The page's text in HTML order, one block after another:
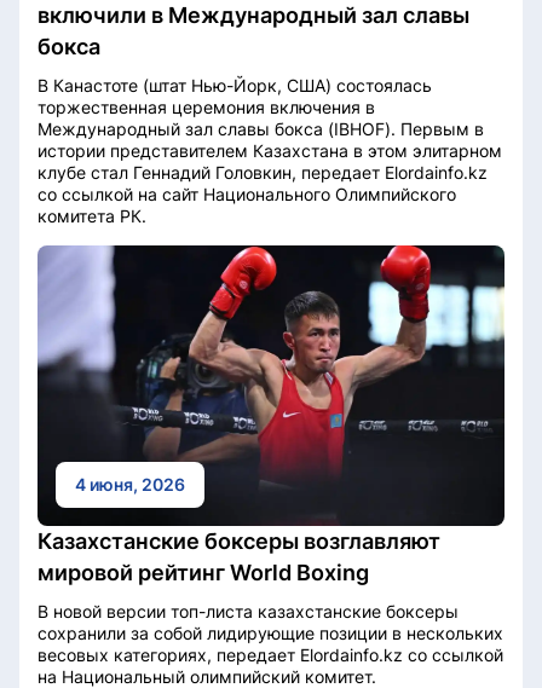
включили в Международный зал славы
бокса
В Канастоте (штат Нью-Йорк, США) состоялась
торжественная церемония включения в
Международный зал славы бокса (IBHOF). Первым в
истории представителем Казахстана в этом элитарном
клубе стал Геннадий Головкин, передает Elordainfo.kz
со ссылкой на сайт Национального Олимпийского
комитета РК.
4 июня, 2026
Казахстанские боксеры возглавляют
мировой рейтинг World Boxing
В новой версии топ-листа казахстанские боксеры
сохранили за собой лидирующие позиции в нескольких
весовых категориях, передает Elordainfo.kz со ссылкой
на Национальный олимпийский комитет.